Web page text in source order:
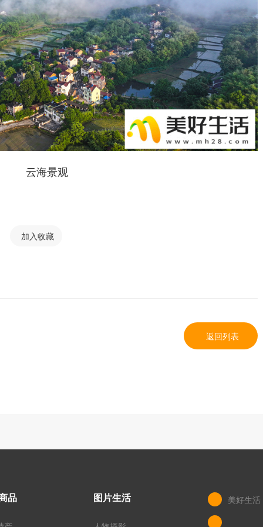
云海景观
加入收藏
返回列表
品 图片生活 美好生活